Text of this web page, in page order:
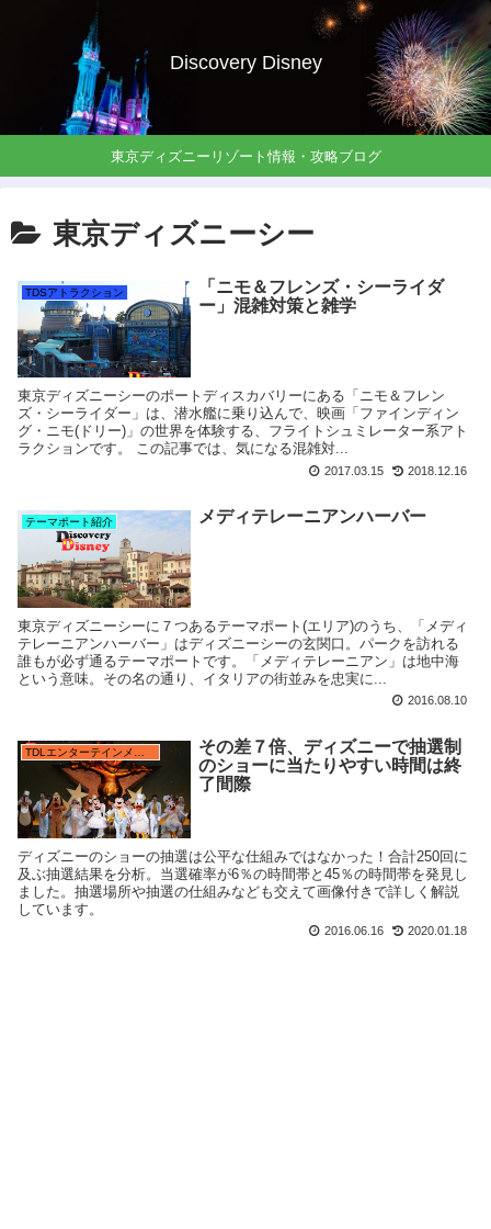
Discovery Disney
東京ディズニーリゾート情報・攻略ブログ
東京ディズニーシー
TDSアトラクション
「ニモ＆フレンズ・シーライダ
ー」混雑対策と雑学
東京ディズニーシーのポートディスカバリーにある「ニモ＆フレン
ズ・シーライダー」は、潜水艦に乗り込んで、映画「ファインディン
グ・ニモ(ドリー)」の世界を体験する、フライトシュミレーター系アト
ラクションです。 この記事では、気になる混雑対...
2017.03.15 2018.12.16
テーマポート紹介 メディテレーニアンハーバー
東京ディズニーシーに７つあるテーマポート(エリア)のうち、「メディ
テレーニアンハーバー」はディズニーシーの玄関口。パークを訪れる
誰もが必ず通るテーマポートです。「メディテレーニアン」は地中海
という意味。その名の通り、イタリアの街並みを忠実に...
2016.08.10
その差７倍、ディズニーで抽選制
のショーに当たりやすい時間は終
了間際
ディズニーのショーの抽選は公平な仕組みではなかった！合計250回に
及ぶ抽選結果を分析。当選確率が6％の時間帯と45％の時間帯を発見し
ました。抽選場所や抽選の仕組みなども交えて画像付きで詳しく解説
しています。
2016.06.16 2020.01.18